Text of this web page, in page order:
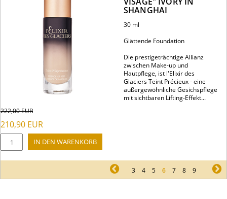
SHANGHAI
30 ml
Glättende Foundation
Die prestigeträchtige Allianz
zwischen Make-up und
Hautpflege, ist l'Elixir des
Glaciers Teint Précieux - eine
außergewöhnliche Gesichspflege
mit sichtbaren Lifting-Effekt...
222,00EUR
210,90 EUR
pr 3 4 5 6 7 8 9